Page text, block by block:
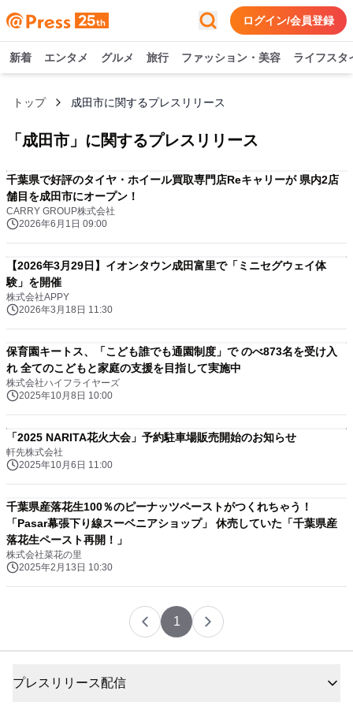
ログイン/会員登録
新着 エンタメ グルメ 旅行 ファッション・美容 ライフスタ
トップ 成田市に関するプレスリリース
「 成田市 」に関するプレスリリース
千葉県で好評のタイヤ・ホイール買取専門店Reキャリーが 県内2店
舗目を成田市にオープン！
CARRY GROUP株式会社
2026年6月1日 09:00
【2026年3月29日】イオンタウン成田富里で「ミニセグウェイ体
験」を開催
株式会社APPY
2026年3月18日 11:30
保育園キートス、「こども誰でも通園制度」で のべ873名を受け入
れ 全てのこどもと家庭の支援を目指して実施中
株式会社ハイフライヤーズ
2025年10月8日 10:00
「2025 NARITA花火大会」予約駐車場販売開始のお知らせ
軒先株式会社
2025年10月6日 11:00
千葉県産落花生100％のピーナッツペーストがつくれちゃう！
「Pasar幕張下り線スーベニアショップ」 休売していた「千葉県産
落花生ペースト再開！」
株式会社菜花の里
2025年2月13日 10:30
1
プレスリリース配信